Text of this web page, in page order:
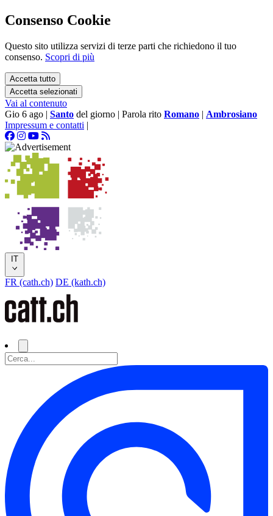
Consenso Cookie
Questo sito utilizza servizi di terze parti che richiedono il tuo
consenso. Scopri di più
Accetta tutto
Accetta selezionati
Vai al contenuto
Gio 6 ago | Santo del giorno | Parola rito Romano | Ambrosiano
Impressum e contatti |
IT
FR (cath.ch) DE (kath.ch)